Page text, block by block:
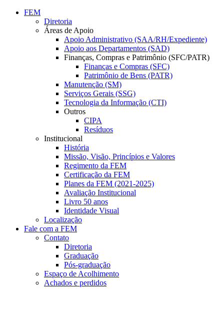
Conteúdo principal
FEM
Diretoria
Áreas de Apoio
Apoio Administrativo (SAA/RH/Expediente)
Apoio aos Departamentos (SAD)
Finanças, Compras e Patrimônio (SFC/PATR)
Finanças e Compras (SFC)
Patrimônio de Bens (PATR)
Manutenção (SM)
Serviços Gerais (SSG)
Tecnologia da Informação (CTI)
Outros
CIPA
Resíduos
Institucional
História
Missão, Visão, Princípios e Valores
Regimento da FEM
Certificação da FEM
Planes da FEM (2021-2025)
Avaliação Institucional
Livro 50 anos
Identidade Visual
Localização
Fale com a FEM
Contato
Diretoria
Graduação
Pós-graduação
Espaço de Acolhimento
Achados e perdidos